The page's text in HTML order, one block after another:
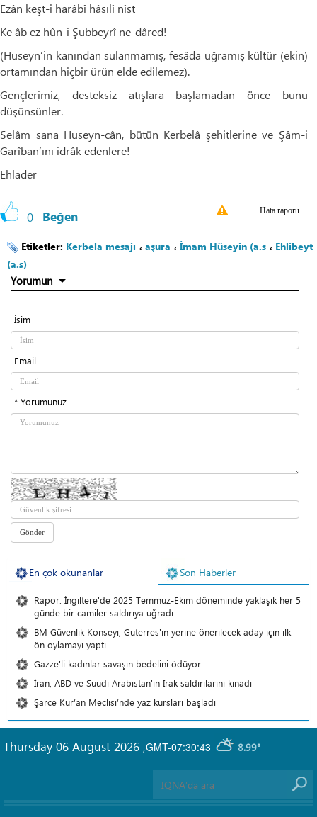
Ezân keşt-i harâbî hâsılî nîst
Ke âb ez hûn-i Şubbeyrî ne-dâred!
(Huseyn’in kanından sulanmamış, fesâda uğramış kültür (ekin)
ortamından hiçbir ürün elde edilemez).
Gençlerimiz, desteksiz atışlara başlamadan önce bunu
düşünsünler.
Selâm sana Huseyn-cân, bütün Kerbelâ şehitlerine ve Şâm-i
Garîban’ını idrâk edenlere!
Ehlader
0 Beğen Hata raporu
Etiketler: Kerbela mesajı ، aşura ، İmam Hüseyin (a.s ، Ehlibeyt
(a.s)
Yorumun
İsim
Email
* Yorumunuz
En çok okunanlar Son Haberler
Rapor: İngiltere'de 2025 Temmuz-Ekim döneminde yaklaşık her 5
günde bir camiler saldırıya uğradı
BM Güvenlik Konseyi, Guterres'in yerine önerilecek aday için ilk
ön oylamayı yaptı
Gazze'li kadınlar savaşın bedelini ödüyor
İran, ABD ve Suudi Arabistan'ın Irak saldırılarını kınadı
Şarce Kur’an Meclisi’nde yaz kursları başladı
GMT-07:30:43 8.99°
Thursday 06 August 2026 ,